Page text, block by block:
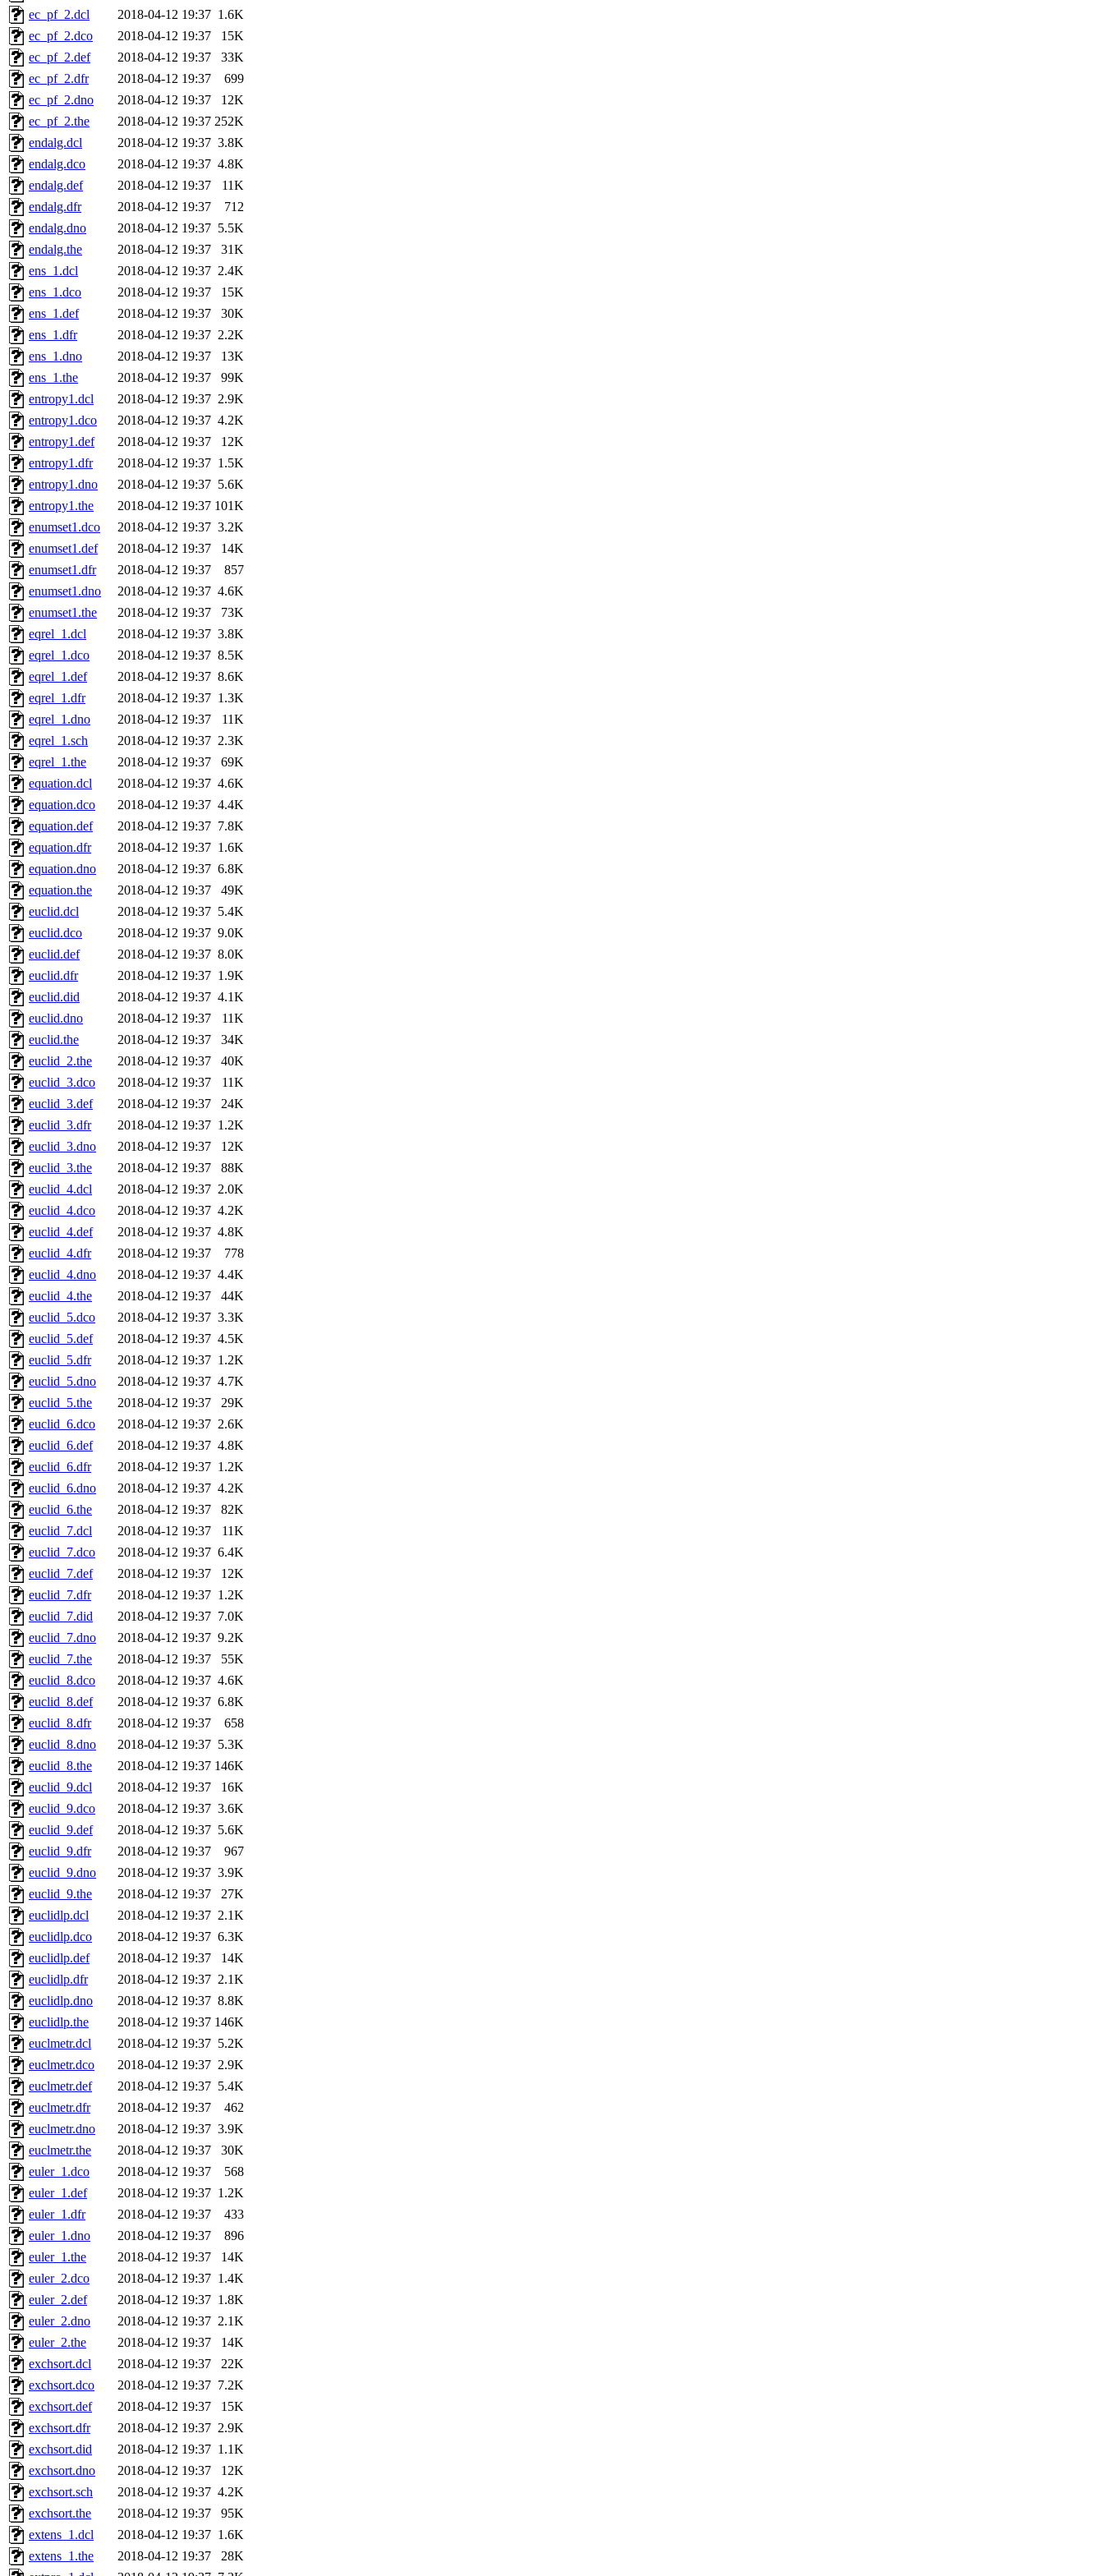
ec_pf_2.dcl
2018-04-12 19:37 1.6K
ec_pf_2.dco
2018-04-12 19:37
15K
ec_pf_2.def
2018-04-12 19:37
33K
ec_pf_2.dfr
2018-04-12 19:37
699
ec_pf_2.dno
2018-04-12 19:37
12K
ec_pf_2.the
2018-04-12 19:37 252K
endalg.dcl
2018-04-12 19:37 3.8K
endalg.dco
2018-04-12 19:37 4.8K
endalg.def
2018-04-12 19:37
11K
endalg.dfr
2018-04-12 19:37
712
endalg.dno
2018-04-12 19:37 5.5K
endalg.the
2018-04-12 19:37
31K
ens_1.dcl
2018-04-12 19:37 2.4K
ens_1.dco
2018-04-12 19:37
15K
ens_1.def
2018-04-12 19:37
30K
ens_1.dfr
2018-04-12 19:37 2.2K
ens_1.dno
2018-04-12 19:37
13K
ens_1.the
2018-04-12 19:37
99K
entropy1.dcl
2018-04-12 19:37 2.9K
entropy1.dco
2018-04-12 19:37 4.2K
entropy1.def
2018-04-12 19:37
12K
entropy1.dfr
2018-04-12 19:37 1.5K
entropy1.dno
2018-04-12 19:37 5.6K
entropy1.the
2018-04-12 19:37 101K
enumset1.dco
2018-04-12 19:37 3.2K
enumset1.def
2018-04-12 19:37
14K
enumset1.dfr
2018-04-12 19:37
857
enumset1.dno
2018-04-12 19:37 4.6K
enumset1.the
2018-04-12 19:37
73K
eqrel_1.dcl
2018-04-12 19:37 3.8K
eqrel_1.dco
2018-04-12 19:37 8.5K
eqrel_1.def
2018-04-12 19:37 8.6K
eqrel_1.dfr
2018-04-12 19:37 1.3K
eqrel_1.dno
2018-04-12 19:37
11K
eqrel_1.sch
2018-04-12 19:37 2.3K
eqrel_1.the
2018-04-12 19:37
69K
equation.dcl
2018-04-12 19:37 4.6K
equation.dco
2018-04-12 19:37 4.4K
equation.def
2018-04-12 19:37 7.8K
equation.dfr
2018-04-12 19:37 1.6K
equation.dno
2018-04-12 19:37 6.8K
equation.the
2018-04-12 19:37
49K
euclid.dcl
2018-04-12 19:37 5.4K
euclid.dco
2018-04-12 19:37 9.0K
euclid.def
2018-04-12 19:37 8.0K
euclid.dfr
2018-04-12 19:37 1.9K
euclid.did
2018-04-12 19:37 4.1K
euclid.dno
2018-04-12 19:37
11K
euclid.the
2018-04-12 19:37
34K
euclid_2.the
2018-04-12 19:37
40K
euclid_3.dco
2018-04-12 19:37
11K
euclid_3.def
2018-04-12 19:37
24K
euclid_3.dfr
2018-04-12 19:37 1.2K
euclid_3.dno
2018-04-12 19:37
12K
euclid_3.the
2018-04-12 19:37
88K
euclid_4.dcl
2018-04-12 19:37 2.0K
euclid_4.dco
2018-04-12 19:37 4.2K
euclid_4.def
2018-04-12 19:37 4.8K
euclid_4.dfr
2018-04-12 19:37
778
euclid_4.dno
2018-04-12 19:37 4.4K
euclid_4.the
2018-04-12 19:37
44K
euclid_5.dco
2018-04-12 19:37 3.3K
euclid_5.def
2018-04-12 19:37 4.5K
euclid_5.dfr
2018-04-12 19:37 1.2K
euclid_5.dno
2018-04-12 19:37 4.7K
euclid_5.the
2018-04-12 19:37
29K
euclid_6.dco
2018-04-12 19:37 2.6K
euclid_6.def
2018-04-12 19:37 4.8K
euclid_6.dfr
2018-04-12 19:37 1.2K
euclid_6.dno
2018-04-12 19:37 4.2K
euclid_6.the
2018-04-12 19:37
82K
euclid_7.dcl
2018-04-12 19:37
11K
euclid_7.dco
2018-04-12 19:37 6.4K
euclid_7.def
2018-04-12 19:37
12K
euclid_7.dfr
2018-04-12 19:37 1.2K
euclid_7.did
2018-04-12 19:37 7.0K
euclid_7.dno
2018-04-12 19:37 9.2K
euclid_7.the
2018-04-12 19:37
55K
euclid_8.dco
2018-04-12 19:37 4.6K
euclid_8.def
2018-04-12 19:37 6.8K
euclid_8.dfr
2018-04-12 19:37
658
euclid_8.dno
2018-04-12 19:37 5.3K
euclid_8.the
2018-04-12 19:37 146K
euclid_9.dcl
2018-04-12 19:37
16K
euclid_9.dco
2018-04-12 19:37 3.6K
euclid_9.def
2018-04-12 19:37 5.6K
euclid_9.dfr
2018-04-12 19:37
967
euclid_9.dno
2018-04-12 19:37 3.9K
euclid_9.the
2018-04-12 19:37
27K
euclidlp.dcl
2018-04-12 19:37 2.1K
euclidlp.dco
2018-04-12 19:37 6.3K
euclidlp.def
2018-04-12 19:37
14K
euclidlp.dfr
2018-04-12 19:37 2.1K
euclidlp.dno
2018-04-12 19:37 8.8K
euclidlp.the
2018-04-12 19:37 146K
euclmetr.dcl
2018-04-12 19:37 5.2K
euclmetr.dco
2018-04-12 19:37 2.9K
euclmetr.def
2018-04-12 19:37 5.4K
euclmetr.dfr
2018-04-12 19:37
462
euclmetr.dno
2018-04-12 19:37 3.9K
euclmetr.the
2018-04-12 19:37
30K
euler_1.dco
2018-04-12 19:37
568
euler_1.def
2018-04-12 19:37 1.2K
euler_1.dfr
2018-04-12 19:37
433
euler_1.dno
2018-04-12 19:37
896
euler_1.the
2018-04-12 19:37
14K
euler_2.dco
2018-04-12 19:37 1.4K
euler_2.def
2018-04-12 19:37 1.8K
euler_2.dno
2018-04-12 19:37 2.1K
euler_2.the
2018-04-12 19:37
14K
exchsort.dcl
2018-04-12 19:37
22K
exchsort.dco
2018-04-12 19:37 7.2K
exchsort.def
2018-04-12 19:37
15K
exchsort.dfr
2018-04-12 19:37 2.9K
exchsort.did
2018-04-12 19:37 1.1K
exchsort.dno
2018-04-12 19:37
12K
exchsort.sch
2018-04-12 19:37 4.2K
exchsort.the
2018-04-12 19:37
95K
extens_1.dcl
2018-04-12 19:37 1.6K
extens_1.the
2018-04-12 19:37
28K